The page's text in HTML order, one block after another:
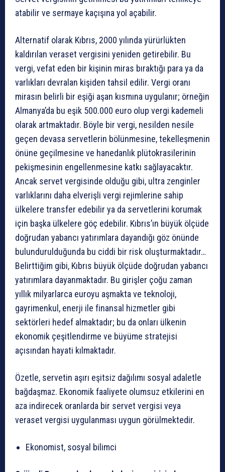
atabilir ve sermaye kaçışına yol açabilir.
Alternatif olarak Kıbrıs, 2000 yılında yürürlükten
kaldırılan veraset vergisini yeniden getirebilir. Bu
vergi, vefat eden bir kişinin miras bıraktığı para ya da
varlıkları devralan kişiden tahsil edilir. Vergi oranı
mirasın belirli bir eşiği aşan kısmına uygulanır; örneğin
Almanya’da bu eşik 500.000 euro olup vergi kademeli
olarak artmaktadır. Böyle bir vergi, nesilden nesile
geçen devasa servetlerin bölünmesine, tekelleşmenin
önüne geçilmesine ve hanedanlık plütokrasilerinin
pekişmesinin engellenmesine katkı sağlayacaktır.
Ancak servet vergisinde olduğu gibi, ultra zenginler
varlıklarını daha elverişli vergi rejimlerine sahip
ülkelere transfer edebilir ya da servetlerini korumak
için başka ülkelere göç edebilir. Kıbrıs’ın büyük ölçüde
doğrudan yabancı yatırımlara dayandığı göz önünde
bulundurulduğunda bu ciddi bir risk oluşturmaktadır…
Belirttiğim gibi, Kıbrıs büyük ölçüde doğrudan yabancı
yatırımlara dayanmaktadır. Bu girişler çoğu zaman
yıllık milyarlarca euroyu aşmakta ve teknoloji,
gayrimenkul, enerji ile finansal hizmetler gibi
sektörleri hedef almaktadır; bu da onları ülkenin
ekonomik çeşitlendirme ve büyüme stratejisi
açısından hayati kılmaktadır.
Özetle, servetin aşırı eşitsiz dağılımı sosyal adaletle
bağdaşmaz. Ekonomik faaliyete olumsuz etkilerini en
aza indirecek oranlarda bir servet vergisi veya
veraset vergisi uygulanması uygun görülmektedir.
Ekonomist, sosyal bilimci